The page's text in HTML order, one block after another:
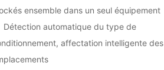
ensemble dans un seul équipement
Détection automatique du type de
affectation intelligente des